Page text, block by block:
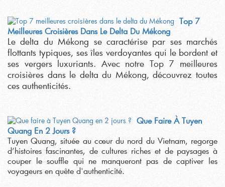
Top 7
Meilleures Croisières Dans Le Delta Du Mékong
Le delta du Mékong se caractérise par ses marchés
flottants typiques, ses îles verdoyantes qui le bordent et
ses vergers luxuriants. Avec notre Top 7 meilleures
croisières dans le delta du Mékong, découvrez toutes
ces authenticités.
Que Faire À Tuyen
Quang En 2 Jours ?
Tuyen Quang, située au cœur du nord du Vietnam, regorge
d’histoires fascinantes, de cultures riches et de paysages à
couper le souffle qui ne manqueront pas de captiver les
voyageurs en quête d'authenticité.